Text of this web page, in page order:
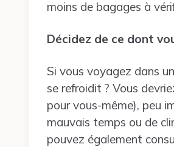
moins de bagages à
Décidez de ce dont
Si vous voyagez dans
se refroidit ? Vous
pour vous-même), peu
mauvais temps ou de
pouvez également